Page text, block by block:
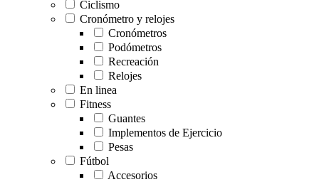
Ciclismo
Cronómetro y relojes
Cronómetros
Podómetros
Recreación
Relojes
En linea
Fitness
Guantes
Implementos de Ejercicio
Pesas
Fútbol
Accesorios